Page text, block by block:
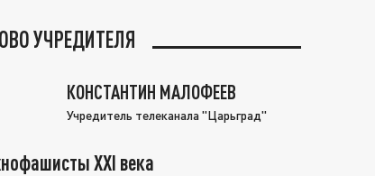
УЧРЕДИТЕЛЯ
КОНСТАНТИН МАЛОФЕЕВ
Учредитель телеканала "Царьград"
XXI века